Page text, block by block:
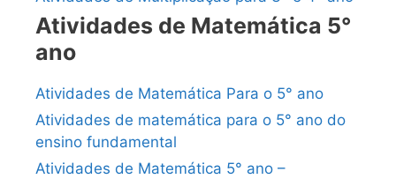
Atividades de Matemática 5°
ano
Atividades de Matemática Para o 5° ano
Atividades de matemática para o 5° ano do
ensino fundamental
Atividades de Matemática 5° ano –